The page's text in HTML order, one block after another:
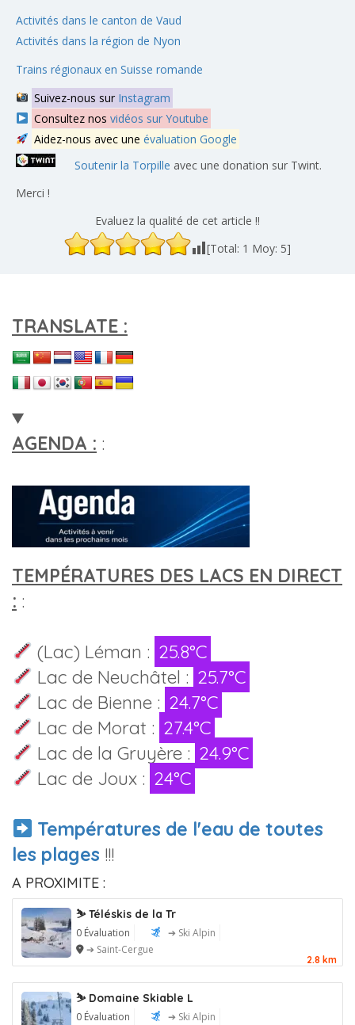
Activités dans le canton de Vaud
Activités dans la région de Nyon
Trains régionaux en Suisse romande
Suivez-nous sur Instagram
Consultez nos vidéos sur Youtube
Aidez-nous avec une évaluation Google
Soutenir la Torpille avec une donation sur Twint.
Merci !
Evaluez la qualité de cet article !!
[Total: 1 Moy: 5]
TRANSLATE :
AGENDA : :
TEMPÉRATURES DES LACS EN DIRECT
: :
(Lac) Léman : 25.8°C
Lac de Neuchâtel : 25.7°C
Lac de Bienne : 24.7°C
Lac de Morat : 27.4°C
Lac de la Gruyère : 24.9°C
Lac de Joux : 24°C
Températures de l'eau de toutes
les plages !!!
A PROXIMITE :
⛷️ Téléskis de la Tr
0 Évaluation
➔ Ski Alpin
➔ Saint-Cergue
2.8 km
⛷️ Domaine Skiable L
0 Évaluation
➔ Ski Alpin